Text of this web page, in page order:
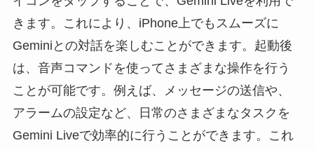
きます。これにより、iPhone上でもスムーズに
Geminiとの対話を楽しむことができます。起動後
は、音声コマンドを使ってさまざまな操作を行う
ことが可能です。例えば、メッセージの送信や、
アラームの設定など、日常のさまざまなタスクを
Gemini Liveで効率的に行うことができます。これ